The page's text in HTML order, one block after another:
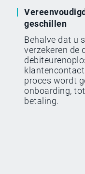
geschillen
Behalve dat u
verzekeren de
proces wordt
onboarding,
betaling.